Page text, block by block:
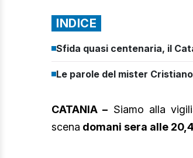
INDICE
Sfida quasi centenaria, il
Le parole del mister
CATANIA – Siamo alla
scena domani sera alle